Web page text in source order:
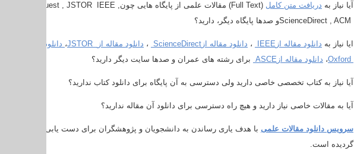
آیا نیاز به دریافت متن کامل (Full Text) مقالات علمی از پایگاه هایی چون, ProQuest , JSTOR IEEE ,
ScienceDirect , ACMو صدها پایگاه دیگر، دارید؟
ایا نیاز به دانلود مقاله از IEEE ، دانلود مقاله از ScienceDirect ، دانلود مقاله از JSTOR، دانلود مقاله از
Oxford، دانلود مقاله از ASCE برای رشته های عمران و صدها سایت دیگر دارید؟
آیا نیاز به کتاب تخصصی خاصی دارید ولی دسترسی به آن پایگاه برای دانلود کتاب ندارید؟
آیا به مقالات خاصی نیاز دارید و هیچ راه دسترسی برای دانلود آن مقاله ندارید؟
سرویس دانلود مقالات علمی با هدف یاری رساندن به دانشجویان و پژوهشگران برای دست یابی به مقالات علمی
گردیده است.